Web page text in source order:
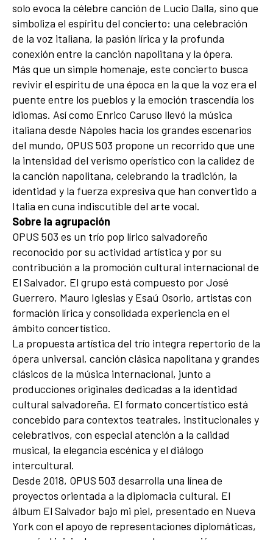
solo evoca la célebre canción de Lucio Dalla, sino que
simboliza el espíritu del concierto: una celebración
de la voz italiana, la pasión lírica y la profunda
conexión entre la canción napolitana y la ópera.
Más que un simple homenaje, este concierto busca
revivir el espíritu de una época en la que la voz era el
puente entre los pueblos y la emoción trascendía los
idiomas. Así como Enrico Caruso llevó la música
italiana desde Nápoles hacia los grandes escenarios
del mundo, OPUS 503 propone un recorrido que une
la intensidad del verismo operístico con la calidez de
la canción napolitana, celebrando la tradición, la
identidad y la fuerza expresiva que han convertido a
Italia en cuna indiscutible del arte vocal.
Sobre la agrupación
OPUS 503 es un trío pop lírico salvadoreño
reconocido por su actividad artística y por su
contribución a la promoción cultural internacional de
El Salvador. El grupo está compuesto por José
Guerrero, Mauro Iglesias y Esaú Osorio, artistas con
formación lírica y consolidada experiencia en el
ámbito concertístico.
La propuesta artística del trío integra repertorio de la
ópera universal, canción clásica napolitana y grandes
clásicos de la música internacional, junto a
producciones originales dedicadas a la identidad
cultural salvadoreña. El formato concertístico está
concebido para contextos teatrales, institucionales y
celebrativos, con especial atención a la calidad
musical, la elegancia escénica y el diálogo
intercultural.
Desde 2018, OPUS 503 desarrolla una línea de
proyectos orientada a la diplomacia cultural. El
álbum El Salvador bajo mi piel, presentado en Nueva
York con el apoyo de representaciones diplomáticas,